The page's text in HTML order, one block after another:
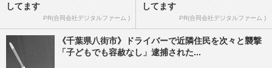
してます
PR(合同会社デジタルファーム )
してます
PR(合同会社デジタルファーム )
《千葉県八街市》ドライバーで近隣住民を次々と襲撃
「子どもでも容赦なし」逮捕された...